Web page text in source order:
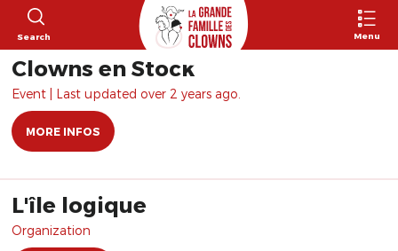
Search Menu
Clowns en Stock
Event | Last updated over 2 years ago.
MORE INFOS
L'île logique
Organization